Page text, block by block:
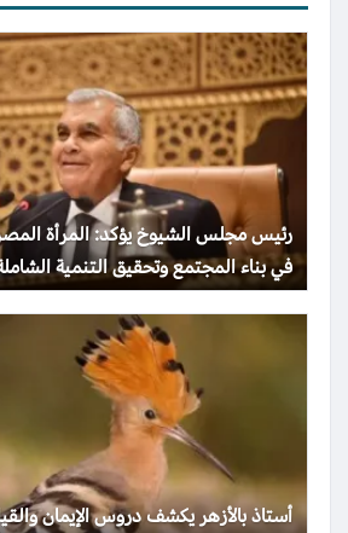
رئيس مجلس الشيوخ يؤكد: المرأة
في بناء المجتمع وتحقيق التنمية
أستاذ بالأزهر يكشف دروس الإيمان